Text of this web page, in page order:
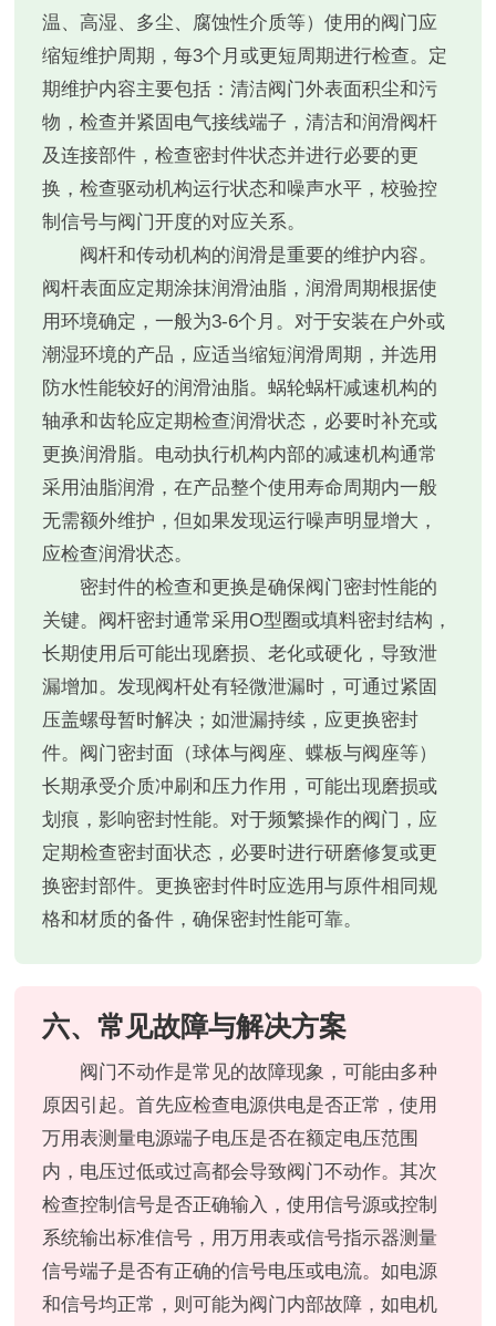
温、高湿、多尘、腐蚀性介质等）使用的阀门应
缩短维护周期，每3个月或更短周期进行检查。定
期维护内容主要包括：清洁阀门外表面积尘和污
物，检查并紧固电气接线端子，清洁和润滑阀杆
及连接部件，检查密封件状态并进行必要的更
换，检查驱动机构运行状态和噪声水平，校验控
制信号与阀门开度的对应关系。
阀杆和传动机构的润滑是重要的维护内容。
阀杆表面应定期涂抹润滑油脂，润滑周期根据使
用环境确定，一般为3-6个月。对于安装在户外或
潮湿环境的产品，应适当缩短润滑周期，并选用
防水性能较好的润滑油脂。蜗轮蜗杆减速机构的
轴承和齿轮应定期检查润滑状态，必要时补充或
更换润滑脂。电动执行机构内部的减速机构通常
采用油脂润滑，在产品整个使用寿命周期内一般
无需额外维护，但如果发现运行噪声明显增大，
应检查润滑状态。
密封件的检查和更换是确保阀门密封性能的
关键。阀杆密封通常采用O型圈或填料密封结构，
长期使用后可能出现磨损、老化或硬化，导致泄
漏增加。发现阀杆处有轻微泄漏时，可通过紧固
压盖螺母暂时解决；如泄漏持续，应更换密封
件。阀门密封面（球体与阀座、蝶板与阀座等）
长期承受介质冲刷和压力作用，可能出现磨损或
划痕，影响密封性能。对于频繁操作的阀门，应
定期检查密封面状态，必要时进行研磨修复或更
换密封部件。更换密封件时应选用与原件相同规
格和材质的备件，确保密封性能可靠。
六、常见故障与解决方案
阀门不动作是常见的故障现象，可能由多种
原因引起。首先应检查电源供电是否正常，使用
万用表测量电源端子电压是否在额定电压范围
内，电压过低或过高都会导致阀门不动作。其次
检查控制信号是否正确输入，使用信号源或控制
系统输出标准信号，用万用表或信号指示器测量
信号端子是否有正确的信号电压或电流。如电源
和信号均正常，则可能为阀门内部故障，如电机